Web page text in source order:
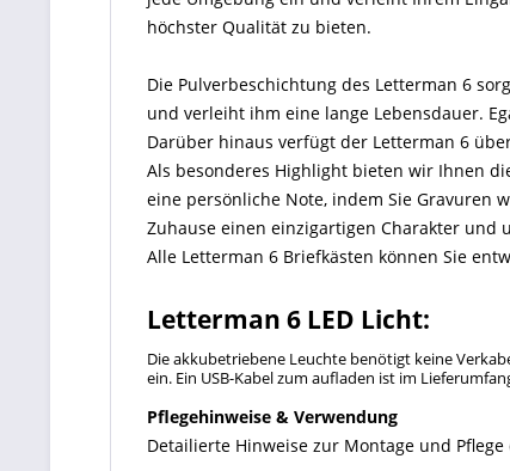
höchster Qualität zu bieten.
Die Pulverbeschichtung des Letterman 6
und verleiht ihm eine lange Lebensdauer.
Darüber hinaus verfügt der Letterman 6
Als besonderes Highlight bieten wir Ihnen
eine persönliche Note, indem Sie Gravuren
Zuhause einen einzigartigen Charakter
Alle Letterman 6 Briefkästen können Sie
Letterman 6 LED Licht:
Die akkubetriebene Leuchte benötigt keine
ein. Ein USB-Kabel zum aufladen ist im
Pflegehinweise & Verwendung
Detailierte Hinweise zur Montage und